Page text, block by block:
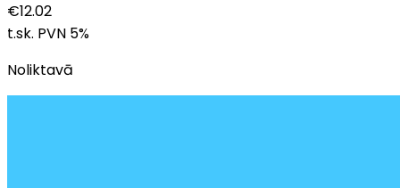
€12.02
t.sk. PVN 5%
Noliktavā